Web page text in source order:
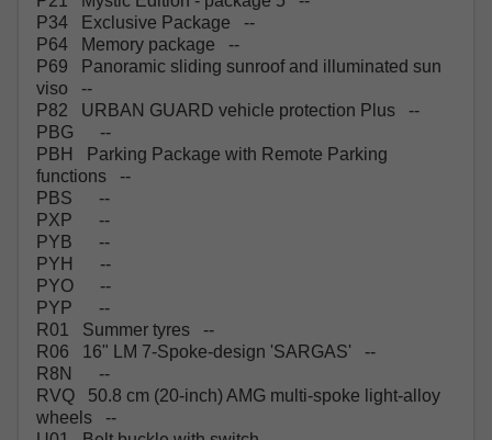
P34 Exclusive Package --
P64 Memory package --
P69 Panoramic sliding sunroof and illuminated sun
viso --
P82 URBAN GUARD vehicle protection Plus --
PBG --
PBH Parking Package with Remote Parking
functions --
PBS --
PXP --
PYB --
PYH --
PYO --
PYP --
R01 Summer tyres --
R06 16" LM 7-Spoke-design 'SARGAS' --
R8N --
RVQ 50.8 cm (20-inch) AMG multi-spoke light-alloy
wheels --